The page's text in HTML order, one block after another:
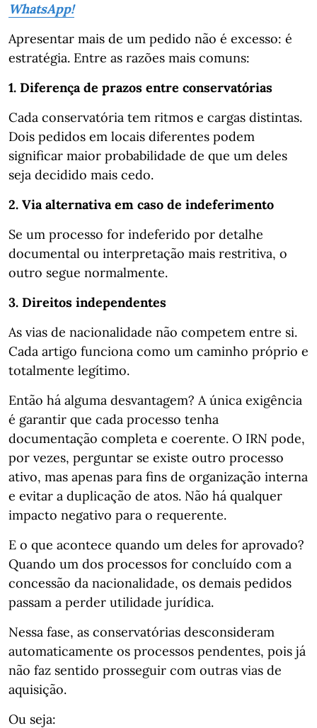
WhatsApp!
Apresentar mais de um pedido não é excesso: é
estratégia. Entre as razões mais comuns:
1. Diferença de prazos entre conservatórias
Cada conservatória tem ritmos e cargas distintas.
Dois pedidos em locais diferentes podem
significar maior probabilidade de que um deles
seja decidido mais cedo.
2. Via alternativa em caso de indeferimento
Se um processo for indeferido por detalhe
documental ou interpretação mais restritiva, o
outro segue normalmente.
3. Direitos independentes
As vias de nacionalidade não competem entre si.
Cada artigo funciona como um caminho próprio e
totalmente legítimo.
Então há alguma desvantagem? A única exigência
é garantir que cada processo tenha
documentação completa e coerente. O IRN pode,
por vezes, perguntar se existe outro processo
ativo, mas apenas para fins de organização interna
e evitar a duplicação de atos. Não há qualquer
impacto negativo para o requerente.
E o que acontece quando um deles for aprovado?
Quando um dos processos for concluído com a
concessão da nacionalidade, os demais pedidos
passam a perder utilidade jurídica.
Nessa fase, as conservatórias desconsideram
automaticamente os processos pendentes, pois já
não faz sentido prosseguir com outras vias de
aquisição.
Ou seja: